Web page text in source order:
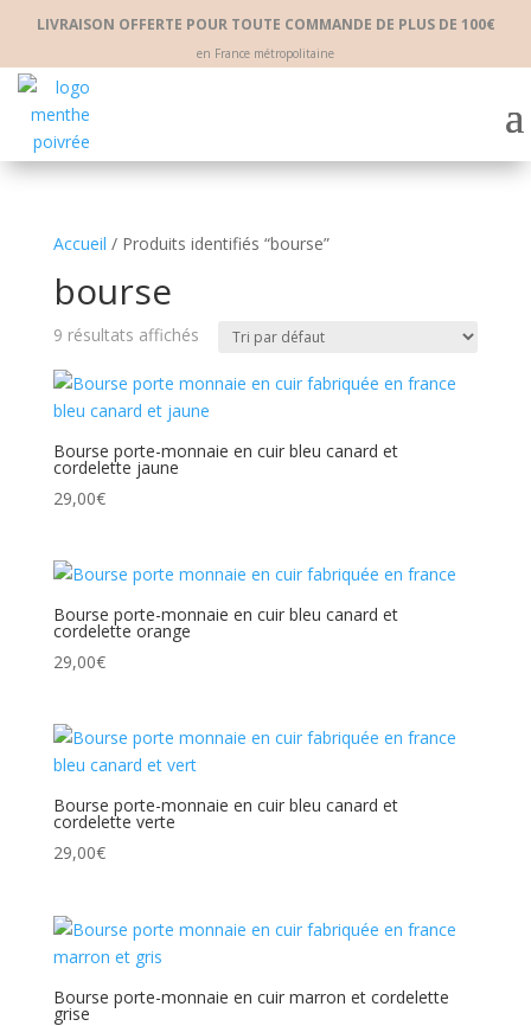
LIVRAISON OFFERTE POUR TOUTE COMMANDE DE PLUS DE 100€
en France métropolitaine
Accueil / Produits identifiés “bourse”
bourse
9 résultats affichés
Bourse porte-monnaie en cuir bleu canard et
cordelette jaune
29,00€
Bourse porte-monnaie en cuir bleu canard et
cordelette orange
29,00€
Bourse porte-monnaie en cuir bleu canard et
cordelette verte
29,00€
Bourse porte-monnaie en cuir marron et cordelette
grise